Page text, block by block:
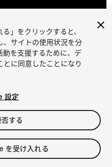
」をクリックすると、
、サイトの使用状況を分
動を支援するために、デ
に同意したことになり
設定
する
を受け入れる